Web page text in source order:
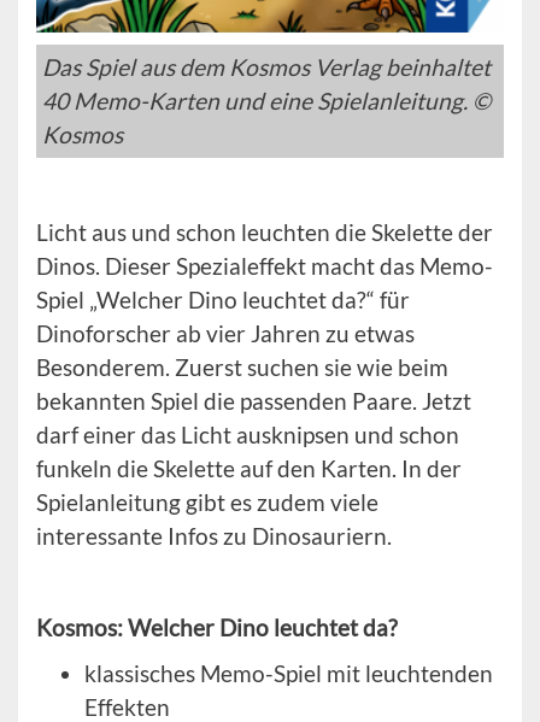
Das Spiel aus dem Kosmos Verlag beinhaltet
40 Memo-Karten und eine Spielanleitung. ©
Kosmos
Licht aus und schon leuchten die Skelette der
Dinos. Dieser Spezialeffekt macht das Memo-
Spiel „Welcher Dino leuchtet da?“ für
Dinoforscher ab vier Jahren zu etwas
Besonderem. Zuerst suchen sie wie beim
bekannten Spiel die passenden Paare. Jetzt
darf einer das Licht ausknipsen und schon
funkeln die Skelette auf den Karten. In der
Spielanleitung gibt es zudem viele
interessante Infos zu Dinosauriern.
Kosmos: Welcher Dino leuchtet da?
klassisches Memo-Spiel mit leuchtenden
Effekten